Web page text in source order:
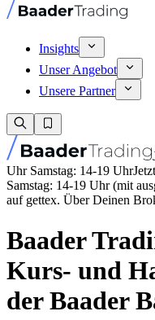
Insights
Unser Angebot
Unsere Partner
Uhr Samstag: 14-19 Uhr
Samstag: 14-19 Uhr (mit
auf gettex. Über Deinen
Baader
Kurs- und
der Baader